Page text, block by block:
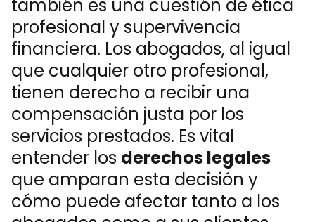
también es una cuestión de ética
profesional y supervivencia
financiera. Los abogados, al igual
que cualquier otro profesional,
tienen derecho a recibir una
compensación justa por los
servicios prestados. Es vital
entender los derechos legales
que amparan esta decisión y
cómo puede afectar tanto a los